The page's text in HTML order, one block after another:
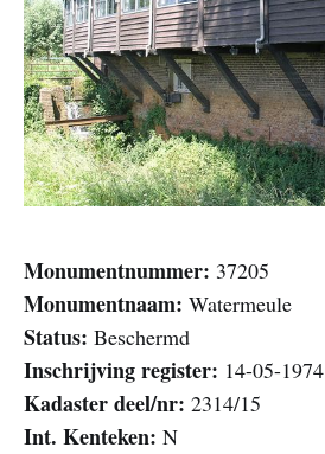
Monumentnummer: 37205
Monumentnaam: Watermeule
Status: Beschermd
Inschrijving register: 14-05-1974
Kadaster deel/nr: 2314/15
Int. Kenteken: N